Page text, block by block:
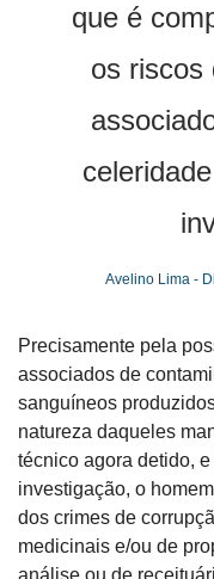
que é
os riscos
Avelino Lima -
Precisamente pela
associados de
sanguíneos
natureza daqueles
técnico agora detido,
investigação, o
dos crimes de
medicinais e/ou de